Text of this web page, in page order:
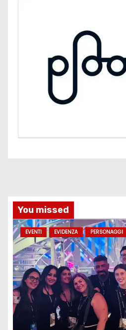
You missed
EVENTI EVIDENZA PERSONAGGI